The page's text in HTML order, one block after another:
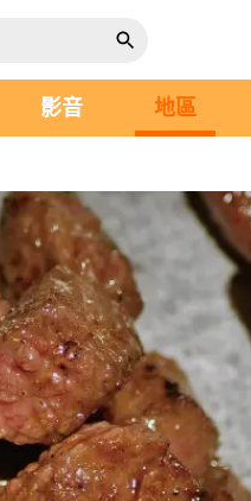
影音 地區